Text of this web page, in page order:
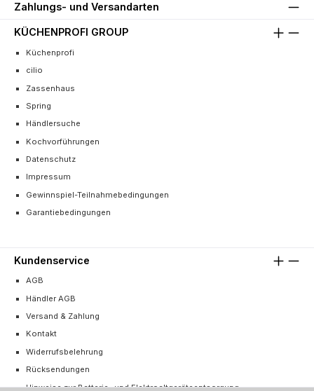
Zahlungs- und Versandarten
KÜCHENPROFI GROUP
Küchenprofi
cilio
Zassenhaus
Spring
Händlersuche
Kochvorführungen
Datenschutz
Impressum
Gewinnspiel-Teilnahmebedingungen
Garantiebedingungen
Kundenservice
AGB
Händler AGB
Versand & Zahlung
Kontakt
Widerrufsbelehrung
Rücksendungen
Hinweise zur Batterie- und Elektroaltgeräteentsorgung